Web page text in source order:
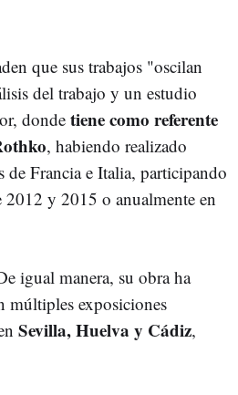
que sus trabajos "oscilan
del trabajo y un estudio
donde tiene como referente
, habiendo realizado
de Francia e Italia, participando
y 2015 o anualmente en
igual manera, su obra ha
múltiples exposiciones
Sevilla, Huelva y Cádiz,